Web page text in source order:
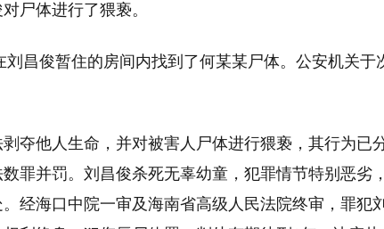
尸体进行了猥亵。
昌俊暂住的房间内找到了何某某尸体。公安机关于
夺他人生命，并对被害人尸体进行猥亵，其行为已
罪并罚。刘昌俊杀死无辜幼童，犯罪情节特别恶劣
经海口中院一审及海南省高级人民法院终审，罪犯